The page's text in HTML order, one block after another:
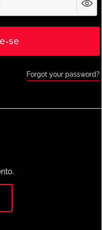
DO ANO 2025
se
Forgot your password?